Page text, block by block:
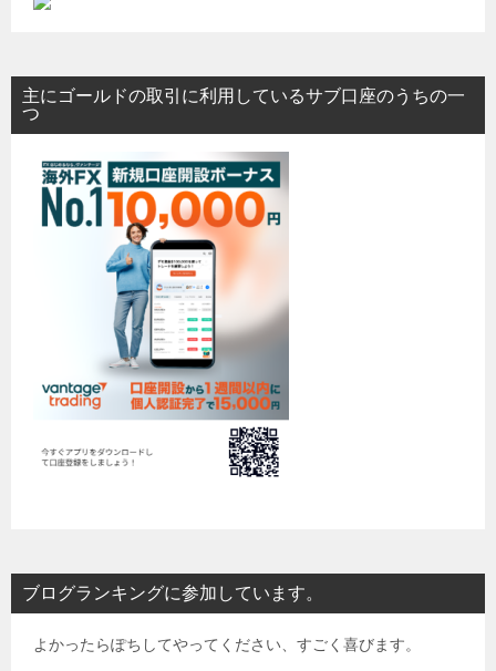
主にゴールドの取引に利用しているサブ口座のうちの一
つ
ブログランキングに参加しています。
よかったらぽちしてやってください、すごく喜びます。